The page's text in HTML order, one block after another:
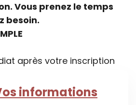
Vous prenez le temps
besoin.
après votre inscription
Vos informations